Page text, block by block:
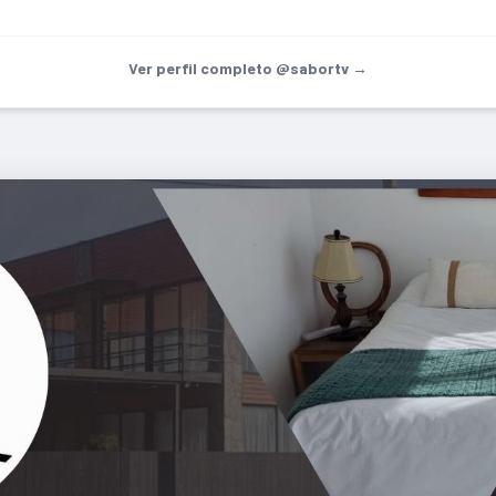
Ver perfil completo @sabortv →